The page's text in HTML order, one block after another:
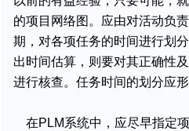
的项目网络图。应由对活动负
期，对各项任务的时间进行划
出时间估算，则要对其正确性
进行核查。任务时间的划分应
在PLM系统中，应尽早指定